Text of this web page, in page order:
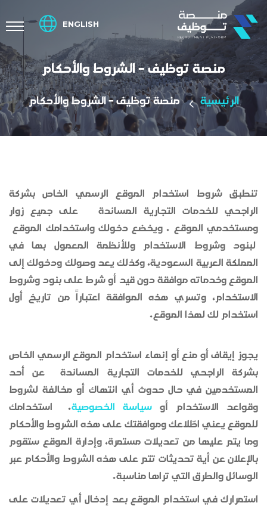
ENGLISH
منصة توظيف - الشروط والأحكام
الرئيسية منصة توظيف - الشروط والأحكام
تنطبق شروط استخدام الموقع الرسمي الخاص بشركة
الراجحي للخدمات التجارية المساندة على جميع زوار
ومستخدمي الموقع . ويخضع دخولك واستخدامك الموقع
لبنود وشروط الاستخدام وللأنظمة المعمول بها في
المملكة العربية السعودية، وكذلك يعد وصولك ودخولك إلى
الموقع وخدماته موافقة دون قيد أو شرط على بنود وشروط
الاستخدام، وتسري هذه الموافقة اعتباراً من تاريخ أول
استخدام لك لهذا الموقع.
يجوز إيقاف أو منع أو إنهاء استخدام الموقع الرسمي الخاص
بشركة الراجحي للخدمات التجارية المساندة عن أحد
المستخدمين في حال حدوث أي انتهاك أو مخالفة لشروط
وقواعد الاستخدام أو سياسة الخصوصية.
استخدامك
للموقع يعني اطّلاعك وموافقتك على هذه الشروط والأحكام
وما يتم عليها من تعديلات مستمرة، وإدارة الموقع ستقوم
بالإعلان عن أية تحديثات تتم على هذه الشروط والأحكام عبر
الوسائل والطرق التي تراها مناسبة.
استمرارك في استخدام الموقع بعد إدخال أي تعديلات على